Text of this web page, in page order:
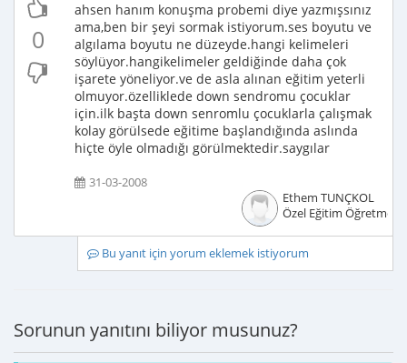
0
ahsen hanım konuşma probemi diye yazmışsınız
ama,ben bir şeyi sormak istiyorum.ses boyutu ve
algılama boyutu ne düzeyde.hangi kelimeleri
söylüyor.hangikelimeler geldiğinde daha çok
işarete yöneliyor.ve de asla alınan eğitim yeterli
olmuyor.özelliklede down sendromu çocuklar
için.ilk başta down senromlu çocuklarla çalışmak
kolay görülsede eğitime başlandığında aslında
hiçte öyle olmadığı görülmektedir.saygılar
31-03-2008
Ethem TUNÇKOL
Özel Eğitim Öğretmeni
Bu yanıt için yorum eklemek istiyorum
Sorunun yanıtını biliyor musunuz?